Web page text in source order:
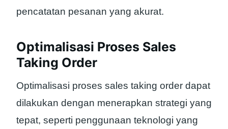
pencatatan pesanan yang akurat.
Optimalisasi Proses Sales
Taking Order
Optimalisasi proses sales taking order dapat
dilakukan dengan menerapkan strategi yang
tepat, seperti penggunaan teknologi yang